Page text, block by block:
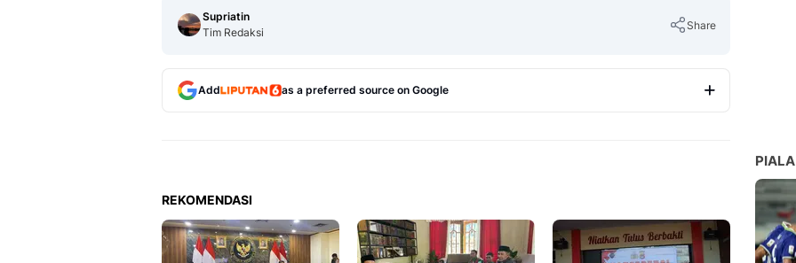
Supriatin
Tim Redaksi
Share
Add as a preferred source on Google
REKOMENDASI